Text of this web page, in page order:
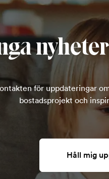
för uppdateringar
bostadsprojekt och
Håll mig